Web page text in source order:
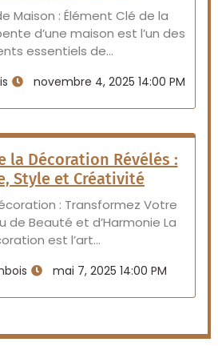
Maison : Élément Clé de la
d’une maison est l’un des
essentiels de…
novembre 4, 2025 14:00 PM
la Décoration Révélés :
Style et Créativité
: Transformez Votre
de Beauté et d’Harmonie La
est l’art…
mai 7, 2025 14:00 PM